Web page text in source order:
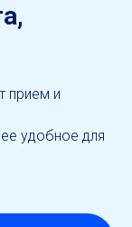
прием и
удобное для